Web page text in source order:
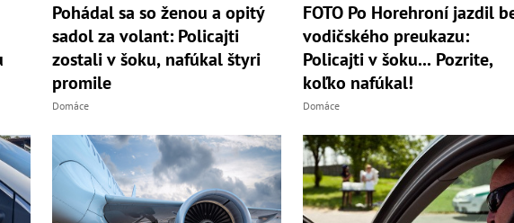
Pohádal sa so ženou a opitý
sadol za volant: Policajti
zostali v šoku, nafúkal štyri
promile
Domáce
FOTO Po Horehroní jazdil
vodičského preukazu:
Policajti v šoku... Pozrite,
koľko nafúkal!
Domáce